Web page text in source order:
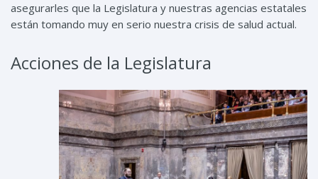
asegurarles que la Legislatura y nuestras agencias estatales
están tomando muy en serio nuestra crisis de salud actual.
Acciones de la Legislatura